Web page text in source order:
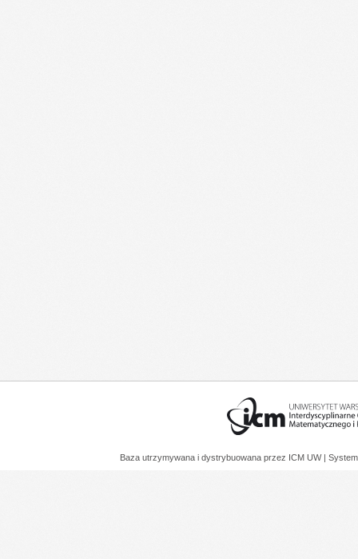
Baza utrzymywana i dystrybuowana przez ICM UW |